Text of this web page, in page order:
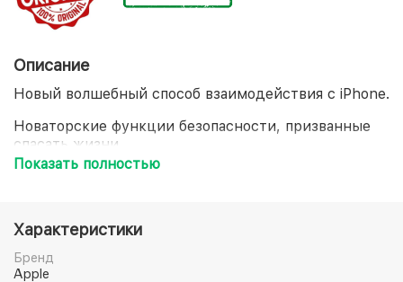
Описание
Новый волшебный способ взаимодействия с iPhone.
Новаторские функции безопасности, призванные
спасать жизни.
Инновационная 48-мегапиксельная камера для
С керамическим экраном, более прочным, чем
стекло любого смартфона. Водонепроницаемость.
Нержавеющая сталь хирургического класса.
Показать полностью
Характеристики
Бренд
Apple